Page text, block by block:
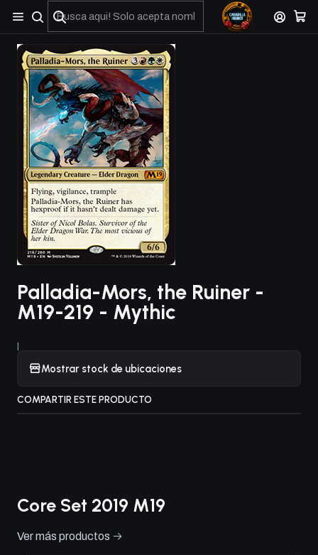
No olviden reportar sus depositos y transferencias por Whatsapp
Palladia-Mors, the Ruiner -
M19-219 - Mythic
|
Mostrar stock de ubicaciones
COMPARTIR ESTE PRODUCTO
Core Set 2019 M19
Ver más productos